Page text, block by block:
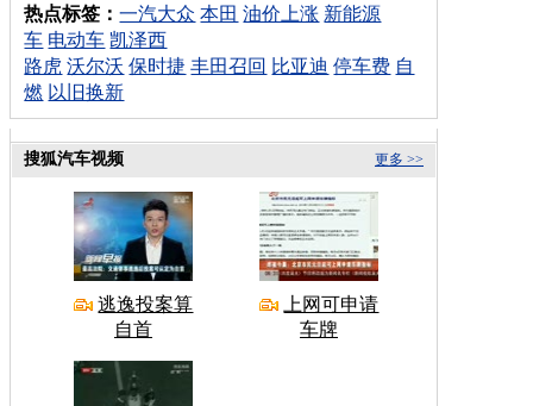
热点标签：一汽大众 本田 油价上涨 新能源
车 电动车 凯泽西
路虎 沃尔沃 保时捷 丰田召回 比亚迪 停车费 自
燃 以旧换新
更多 >>
搜狐汽车视频
逃逸投案算
自首
上网可申请
车牌